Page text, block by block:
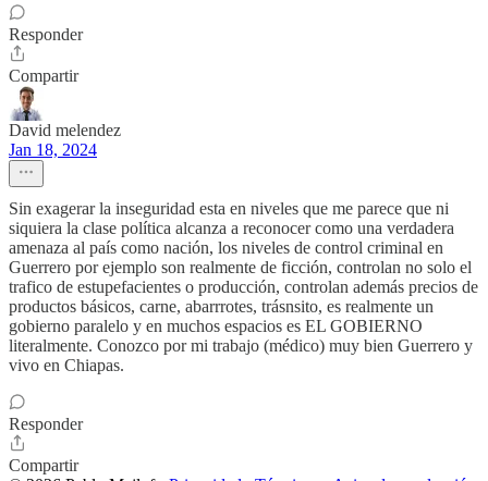
Responder
Compartir
David melendez
Jan 18, 2024
Sin exagerar la inseguridad esta en niveles que me parece que ni
siquiera la clase política alcanza a reconocer como una verdadera
amenaza al país como nación, los niveles de control criminal en
Guerrero por ejemplo son realmente de ficción, controlan no solo el
trafico de estupefacientes o producción, controlan además precios de
productos básicos, carne, abarrrotes, trásnsito, es realmente un
gobierno paralelo y en muchos espacios es EL GOBIERNO
literalmente. Conozco por mi trabajo (médico) muy bien Guerrero y
vivo en Chiapas.
Responder
Compartir